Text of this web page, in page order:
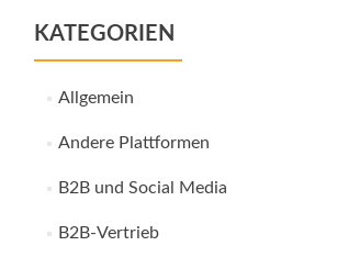
KATEGORIEN
Allgemein
Andere Plattformen
B2B und Social Media
B2B-Vertrieb